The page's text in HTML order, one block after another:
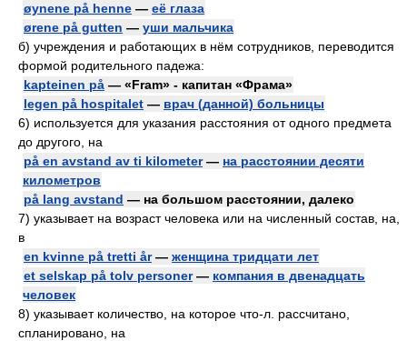
øynene på henne — её глаза
ørene på gutten — уши мальчика
б) учреждения и работающих в нём сотрудников, переводится
формой родительного падежа:
kapteinen på — «Fram» - капитан «Фрама»
legen på hospitalet — врач (данной) больницы
6) используется для указания расстояния от одного предмета
до другого, на
på en avstand av ti kilometer— на расстоянии десяти
километров
på lang avstand — на большом расстоянии, далеко
7) указывает на возраст человека или на численный состав, на,
в
en kvinne på tretti år— женщина тридцати лет
et selskap på tolv personer— компания в двенадцать
человек
8) указывает количество, на которое что-л. рассчитано,
спланировано, на